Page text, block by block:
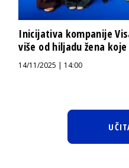
Inicijativa kompanije
više od hiljadu žena
14/11/2025 | 14:00